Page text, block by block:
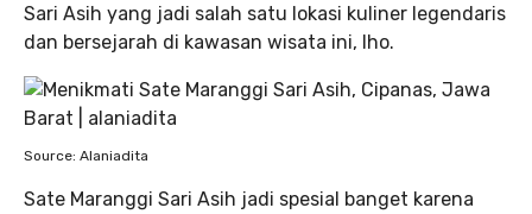
Sari Asih yang jadi salah satu lokasi kuliner legendaris
dan bersejarah di kawasan wisata ini, lho.
Source: Alaniadita
Sate Maranggi Sari Asih jadi spesial banget karena